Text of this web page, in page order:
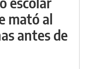
mató al
antes de